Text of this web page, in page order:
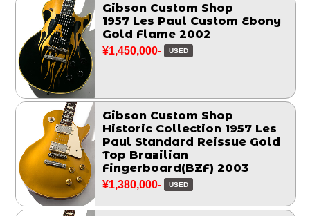
Gibson Custom Shop
1957 Les Paul Custom Ebony
Gold Flame 2002
¥1,450,000- USED
Gibson Custom Shop
Historic Collection 1957 Les
Paul Standard Reissue Gold
Top Brazilian
Fingerboard(BZF) 2003
¥1,380,000- USED